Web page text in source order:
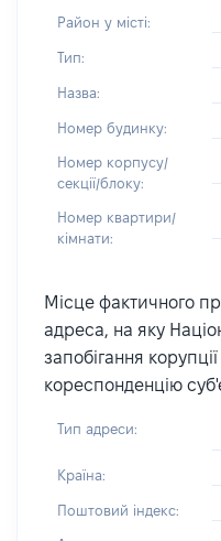
Район у місті:
Тип:
Назва:
Номер будинку:
Номер корпусу/
секції/блоку:
Номер квартири/
кімнати:
Місце фактичного
адреса, на яку
запобігання
кореспонденцію
Тип адреси:
Країна:
Поштовий індекс: